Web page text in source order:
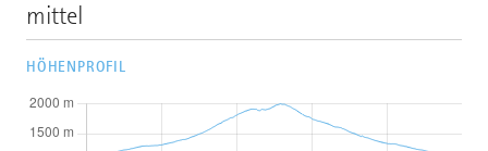
mittel
HÖHENPROFIL